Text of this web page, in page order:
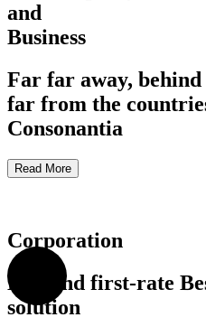
and
Business
Far far away,
far from the
Consonantia
Read More
Corporation
Demand first-rate
solution